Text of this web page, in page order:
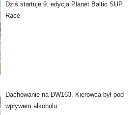
Dziś startuje 9. edycja Planet Baltic SUP
Race
Dachowanie na DW163. Kierowca był pod
wpływem alkoholu